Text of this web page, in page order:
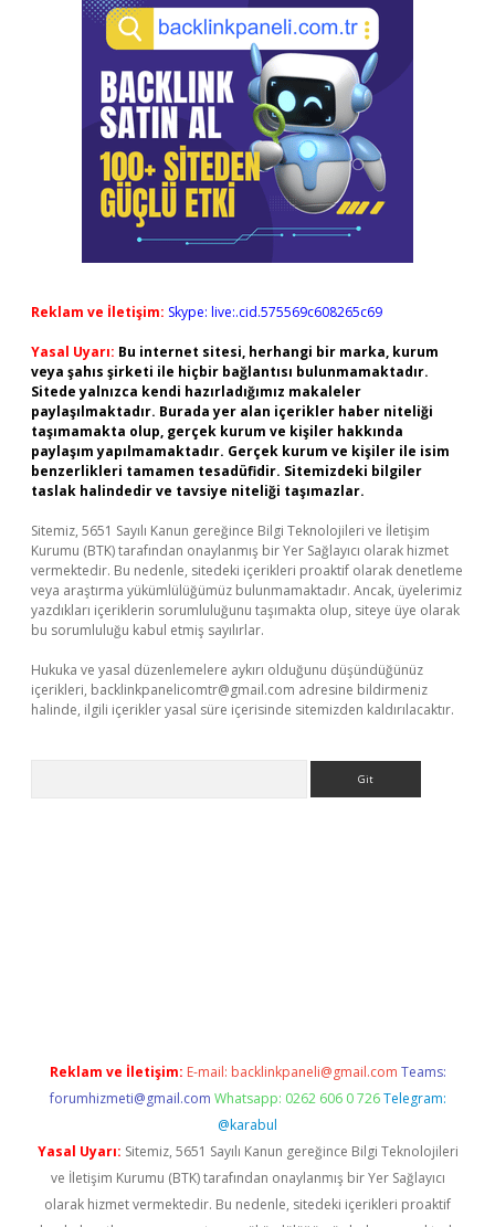
Reklam ve İletişim: Skype: live:.cid.575569c608265c69
Yasal Uyarı: Bu internet sitesi, herhangi bir marka, kurum
veya şahıs şirketi ile hiçbir bağlantısı bulunmamaktadır.
Sitede yalnızca kendi hazırladığımız makaleler
paylaşılmaktadır. Burada yer alan içerikler haber niteliği
taşımamakta olup, gerçek kurum ve kişiler hakkında
paylaşım yapılmamaktadır. Gerçek kurum ve kişiler ile isim
benzerlikleri tamamen tesadüfidir. Sitemizdeki bilgiler
taslak halindedir ve tavsiye niteliği taşımazlar.
Sitemiz, 5651 Sayılı Kanun gereğince Bilgi Teknolojileri ve İletişim
Kurumu (BTK) tarafından onaylanmış bir Yer Sağlayıcı olarak hizmet
vermektedir. Bu nedenle, sitedeki içerikleri proaktif olarak denetleme
veya araştırma yükümlülüğümüz bulunmamaktadır. Ancak, üyelerimiz
yazdıkları içeriklerin sorumluluğunu taşımakta olup, siteye üye olarak
bu sorumluluğu kabul etmiş sayılırlar.
Hukuka ve yasal düzenlemelere aykırı olduğunu düşündüğünüz
içerikleri, backlinkpanelicomtr@gmail.com adresine bildirmeniz
halinde, ilgili içerikler yasal süre içerisinde sitemizden kaldırılacaktır.
Reklam ve İletişim: E-mail: backlinkpaneli@gmail.com Teams:
forumhizmeti@gmail.com Whatsapp: 0262 606 0 726 Telegram:
@karabul
Yasal Uyarı: Sitemiz, 5651 Sayılı Kanun gereğince Bilgi Teknolojileri
ve İletişim Kurumu (BTK) tarafından onaylanmış bir Yer Sağlayıcı
olarak hizmet vermektedir. Bu nedenle, sitedeki içerikleri proaktif